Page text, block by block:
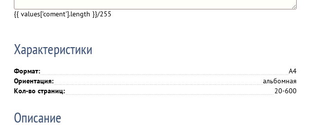
{{ values['coment'].length }}/255
Характеристики
Формат:
А4
Ориентация:
альбомная
Кол-во страниц:
20-600
Описание